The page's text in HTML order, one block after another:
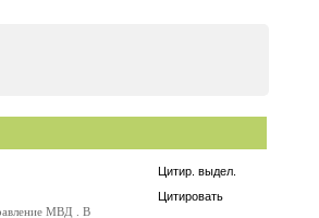
Цитир. выдел.
Цитировать
МВД . В